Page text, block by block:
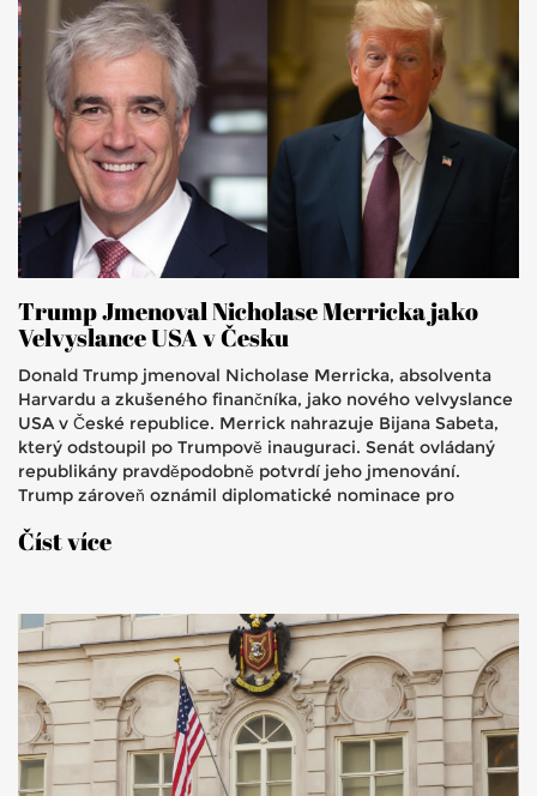
Trump Jmenoval Nicholase Merricka jako
Velvyslance USA v Česku
Donald Trump jmenoval Nicholase Merricka, absolventa
Harvardu a zkušeného finančníka, jako nového velvyslance
USA v České republice. Merrick nahrazuje Bijana Sabeta,
který odstoupil po Trumpově inauguraci. Senát ovládaný
republikány pravděpodobně potvrdí jeho jmenování.
Trump zároveň oznámil diplomatické nominace pro
Číst více